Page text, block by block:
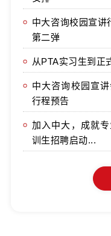
中大咨询校园宣讲
第二弹
从PTA实习生到正
中大咨询校园宣
行程预告
加入中大，成就
训生招聘启动...